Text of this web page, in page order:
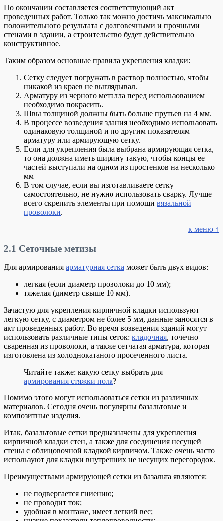
По окончании составляется соответствующий акт
проведенных работ. Только так можно достичь максимально
положительного результата с долговечными и прочными
стенами в здании, а строительство будет действительно
конструктивное.
Таким образом основные правила укрепления кладки:
Сетку следует погружать в раствор полностью, чтобы
никакой из краев не выглядывал.
Арматуру из черного металла перед использованием
необходимо покрасить.
Швы толщиной должны быть больше прутьев на 4 мм.
В процессе возведения здания необходимо использовать
одинаковую толщиной и по другим показателям
арматуру или армирующую сетку.
Если для укрепления была выбрана армирующая сетка,
то она должна иметь ширину такую, чтобы концы ее
частей выступали на одном из простенков на несколько
мм
В том случае, если вы изготавливаете сетку
самостоятельно, не нужно использовать сварку. Лучше
всего скрепить элементы при помощи вязальной
проволоки.
к меню ↑
2.1 Сеточные метизы
Для армирования арматурная сетка может быть двух видов:
легкая (если диаметр проволоки до 10 мм);
тяжелая (диметр свыше 10 мм).
Зачастую для укрепления кирпичной кладки используют
легкую сетку, с диаметром не более 5 мм, данные заносятся в
акт проведенных работ. Во время возведения зданий могут
использовать различные типы сеток: кладочная, точечно
сваренная из проволоки, а также сетчатая арматура, которая
изготовлена из холоднокатаного просеченного листа.
Читайте также: какую сетку выбрать для
армирования стяжки пола?
Помимо этого могут использоваться сетки из различных
материалов. Сегодня очень популярны базальтовые и
композитные изделия.
Итак, базальтовые сетки предназначены для укрепления
кирпичной кладки стен, а также для соединения несущей
стены с облицовочной кладкой кирпичом. Также очень часто
используют для кладки внутренних не несущих перегородок.
Преимуществами армирующей сетки из базальта являются:
не подвергается гниению;
не проводит ток;
удобная в монтаже, имеет легкий вес;